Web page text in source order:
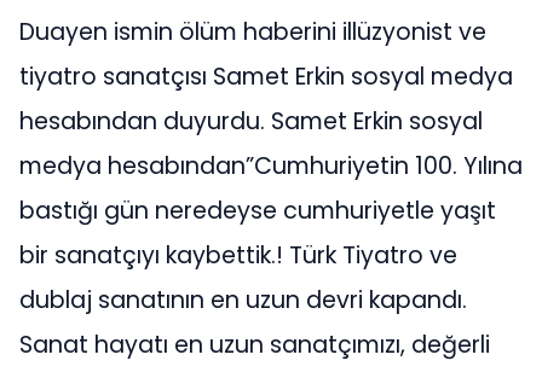
Duayen ismin ölüm haberini illüzyonist ve
tiyatro sanatçısı Samet Erkin sosyal medya
hesabından duyurdu. Samet Erkin sosyal
medya hesabından”Cumhuriyetin 100. Yılına
bastığı gün neredeyse cumhuriyetle yaşıt
bir sanatçıyı kaybettik.! Türk Tiyatro ve
dublaj sanatının en uzun devri kapandı.
Sanat hayatı en uzun sanatçımızı, değerli